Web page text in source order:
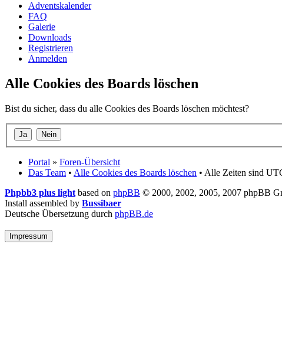
Adventskalender
FAQ
Galerie
Downloads
Registrieren
Anmelden
Alle Cookies des Boards löschen
Bist du sicher, dass du alle Cookies des Boards löschen möchtest?
Portal » Foren-Übersicht
Das Team • Alle Cookies des Boards löschen • Alle Zeiten sind
Phpbb3 plus light based on phpBB © 2000, 2002, 2005, 2007 phpBB
Install assembled by Bussibaer
Deutsche Übersetzung durch phpBB.de